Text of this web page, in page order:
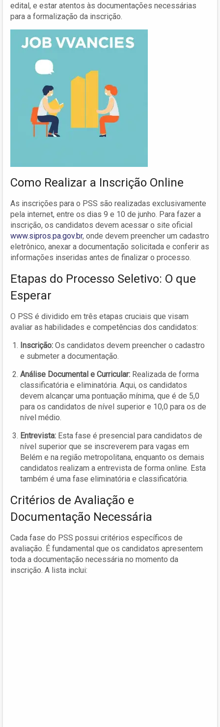
edital, e estar atentos às documentações necessárias
para a formalização da inscrição.
Como Realizar a Inscrição Online
As inscrições para o PSS são realizadas exclusivamente
pela internet, entre os dias 9 e 10 de junho. Para fazer a
inscrição, os candidatos devem acessar o site oficial
www.sipros.pa.gov.br, onde devem preencher um cadastro
eletrônico, anexar a documentação solicitada e conferir as
informações inseridas antes de finalizar o processo.
Etapas do Processo Seletivo: O que
Esperar
O PSS é dividido em três etapas cruciais que visam
avaliar as habilidades e competências dos candidatos:
Inscrição: Os candidatos devem preencher o cadastro
e submeter a documentação.
Análise Documental e Curricular: Realizada de forma
classificatória e eliminatória. Aqui, os candidatos
devem alcançar uma pontuação mínima, que é de 5,0
para os candidatos de nível superior e 10,0 para os de
nível médio.
Entrevista: Esta fase é presencial para candidatos de
nível superior que se inscreverem para vagas em
Belém e na região metropolitana, enquanto os demais
candidatos realizam a entrevista de forma online. Esta
também é uma fase eliminatória e classificatória.
Critérios de Avaliação e
Documentação Necessária
Cada fase do PSS possui critérios específicos de
avaliação. É fundamental que os candidatos apresentem
toda a documentação necessária no momento da
inscrição. A lista inclui: